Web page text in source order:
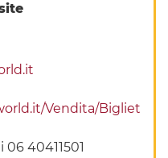
Vendita/Bigliet
40411501